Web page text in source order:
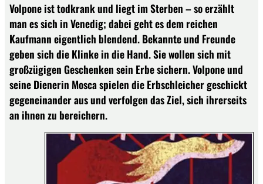
Volpone ist todkrank und liegt im Sterben – so erzählt
man es sich in Venedig; dabei geht es dem reichen
Kaufmann eigentlich blendend. Bekannte und Freunde
geben sich die Klinke in die Hand. Sie wollen sich mit
großzügigen Geschenken sein Erbe sichern. Volpone und
seine Dienerin Mosca spielen die Erbschleicher geschickt
gegeneinander aus und verfolgen das Ziel, sich ihrerseits
an ihnen zu bereichern.